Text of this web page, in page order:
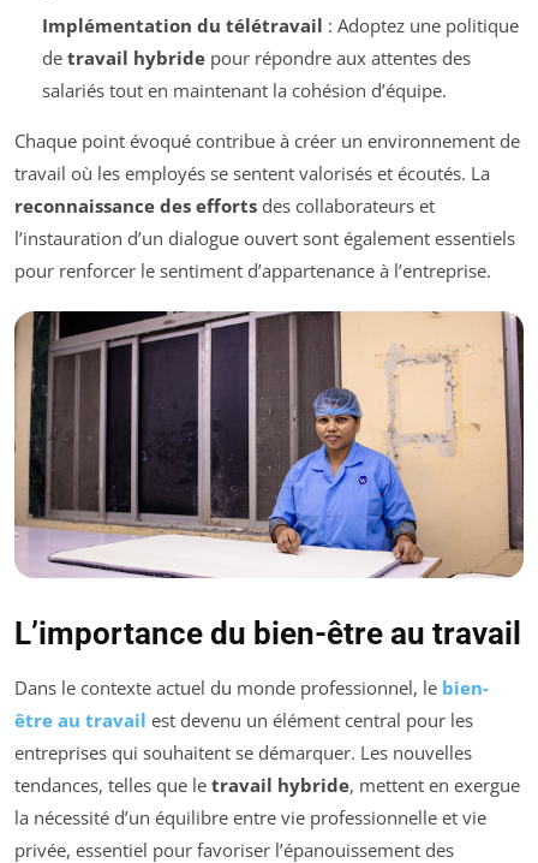
Implémentation du télétravail : Adoptez une politique
de travail hybridepour répondre aux attentes des
salariés tout en maintenant la cohésion d’équipe.
Chaque point évoqué contribue à créer un environnement de
travail où les employés se sentent valorisés et écoutés. La
reconnaissance des efforts des collaborateurs et
l’instauration d’un dialogue ouvert sont également essentiels
pour renforcer le sentiment d’appartenance à l’entreprise.
L’importance du bien-être au travail
Dans le contexte actuel du monde professionnel, le bien-
être au travail est devenu un élément central pour les
entreprises qui souhaitent se démarquer. Les nouvelles
tendances, telles que le travail hybride, mettent en exergue
la nécessité d’un équilibre entre vie professionnelle et vie
privée, essentiel pour favoriser l’épanouissement des